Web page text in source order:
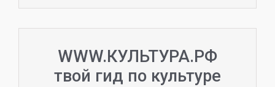
WWW.КУЛЬТУРА.РФ
твой гид по культуре